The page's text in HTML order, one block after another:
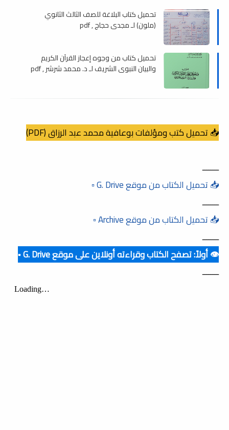
تحميل كتاب البلاغة للصف الثالث الثانوي
(ملون) لـ مجدي حجاج , pdf
تحميل كتاب من وجوه إعجاز القرآن الكريم
والبيان النبوي الشريف لـ د. محمد شرشر , pdf
📥 تحميل كتب ومؤلفات بوعافية محمد عبد الرزاق (PDF)
ــــــــ
📥 تحميل الكتاب من موقع G. Drive ▫️
ــــــــ
📥 تحميل الكتاب من موقع Archive ▫️
ــــــــ
👁️ أولاً: تصفح الكتاب وقراءته أونلاين على موقع G. Drive ▪️
ــــــــ